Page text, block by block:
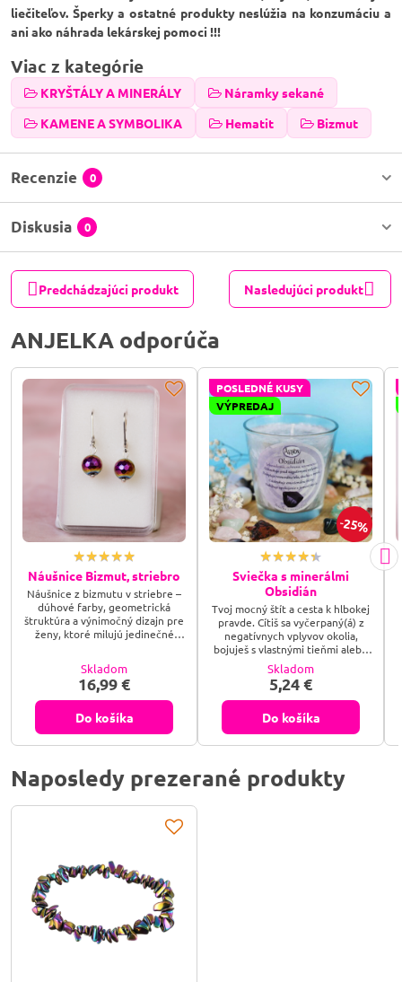
liečiteľov. Šperky a ostatné produkty neslúžia na konzumáciu a
ani ako náhrada lekárskej pomoci !!!
Viac z kategórie
KRYŠTÁLY A MINERÁLY
Náramky sekané
KAMENE A SYMBOLIKA
Hematit Bizmut
Recenzie 0
Diskusia 0
Predchádzajúci produkt Nasledujúci produkt
ANJELKA odporúča
Náušnice Bizmut, striebro
Náušnice z bizmutu v striebre –
dúhové farby, geometrická
štruktúra a výnimočný dizajn pre
ženy, ktoré milujú jedinečné
bizmutu očaria svojou
kaleidoskopickou farebnosťou a
futuristickou geometriou – pre
ženy, ktoré milujú originálny štýl
Skladom
16,99 €
Do košíka
25%
POSLEDNÉ KUSY
VÝPREDAJ
Sviečka s minerálmi
Obsidián
Tvoj mocný štít a cesta k hlbokej
pravde. Cítiš sa vyčerpaný(á) z
negatívnych vplyvov okolia,
bojuješ s vlastnými tieňmi alebo
potrebuješ silný ochranný štít,
ktorý by ťa ukotvil v realite?
Prebuď silu sopečného skla so
sviečkou s minerálom Obsidián a
dovoľ jeho nekompromisnej
energii, aby rozbila tvoje bloky,
odrazila útoky negativity a
skutočnému ja.
Skladom
5,24 €
Do košíka
Naposledy prezerané produkty